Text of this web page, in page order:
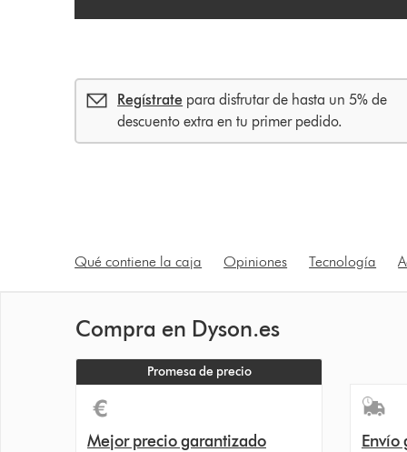
Regístrate para disfrutar de hasta un 5% de
descuento extra en tu primer pedido.
Qué contiene la caja Opiniones Tecnología
Compra en Dyson.es
Promesa de precio
Mejor precio garantizado